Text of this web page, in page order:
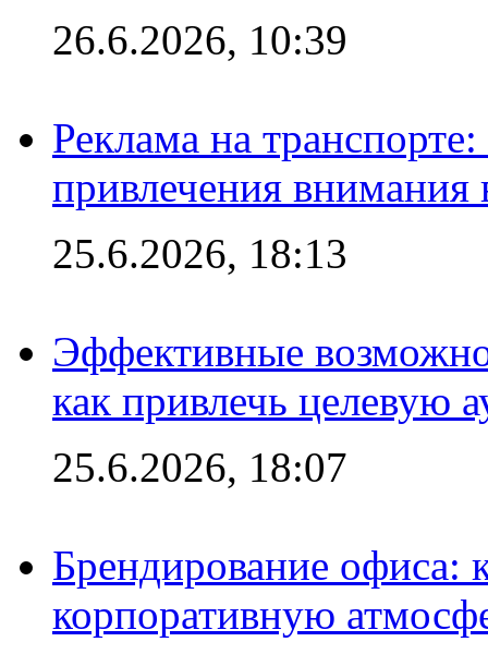
26.6.2026, 10:39
Реклама на
привлечения внимания
25.6.2026, 18:13
Эффективные
как привлечь целевую
25.6.2026, 18:07
Брендирование офиса:
корпоративную